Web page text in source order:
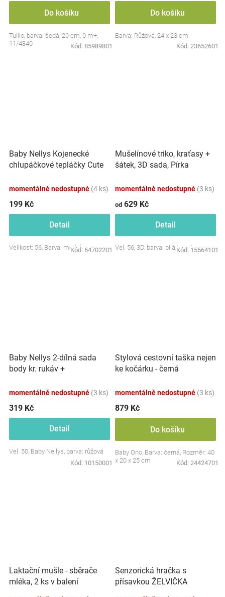
Do košíku
Tulilo, barva: šedá, 20 cm, 0 m+,
11/4840
Kód: 85989801
Do košíku
Barva: Růžová, 24 x 23 cm
Kód: 23652601
Baby Nellys Kojenecké
chlupáčkové tepláčky Cute
momentálně nedostupné (4 ks)
199 Kč
Detail
Velikost: 56, Barva: modrá
Kód: 64702201
Mušelínové triko, kraťasy +
šátek, 3D sada, Pírka
momentálně nedostupné (3 ks)
od 629 Kč
Detail
Vel. 56, 3D, barva: bílá/smetana
Kód: 15564101
Baby Nellys 2-dílná sada
body kr. rukáv +
Little Star
momentálně nedostupné (3 ks)
319 Kč
Detail
Vel. 50, Baby Nellys, barva: růžová
Kód: 10150001
Stylová cestovní taška nejen
ke kočárku - černá
momentálně nedostupné (3 ks)
879 Kč
Do košíku
Baby Ono, Barva: černá, Rozměr: 40
x 20 x 25 cm
Kód: 24424701
Laktační mušle - sběrače
mléka, 2 ks v balení
Senzorická hračka s
přísavkou ŽELVIČKA